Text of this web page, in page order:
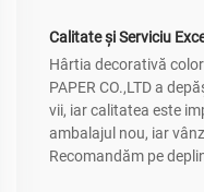
Calitate și Serviciu
Hârtia decorativă
PAPER CO.,LTD a
vii, iar calitatea este
ambalajul nou, iar
Recomandăm pe